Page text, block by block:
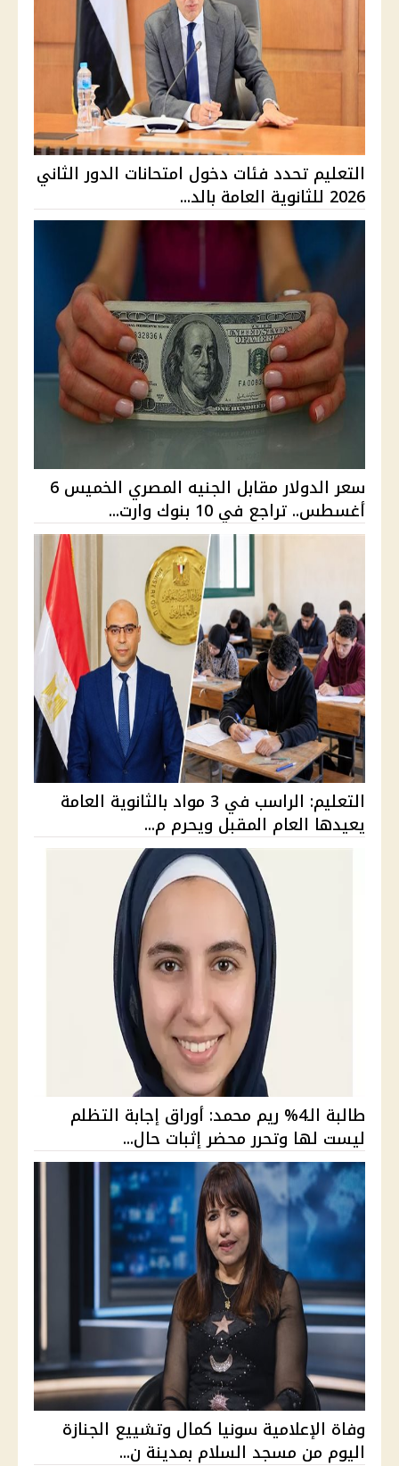
التعليم تحدد فئات دخول امتحانات الدور الثاني
2026 للثانوية العامة بالد...
سعر الدولار مقابل الجنيه المصري الخميس 6
أغسطس.. تراجع في 10 بنوك وارت...
التعليم: الراسب في 3 مواد بالثانوية العامة
يعيدها العام المقبل ويحرم م...
طالبة الـ4% ريم محمد: أوراق إجابة التظلم
ليست لها وتحرر محضر إثبات حال...
وفاة الإعلامية سونيا كمال وتشييع الجنازة
اليوم من مسجد السلام بمدينة ن...